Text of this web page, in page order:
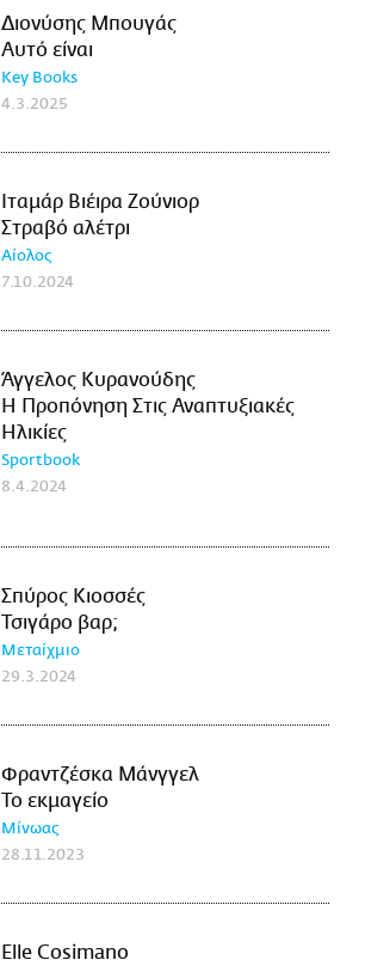
Διονύσης Μπουγάς
Αυτό είναι
Key Books
4.3.2025
Ιταμάρ Βιέιρα Ζούνιορ
Στραβό αλέτρι
Αίολος
7.10.2024
Άγγελος Κυρανούδης
Η Προπόνηση Στις Αναπτυξιακές
Ηλικίες
Sportbook
8.4.2024
Σπύρος Κιοσσές
Τσιγάρο βαρ;
Μεταίχμιο
29.3.2024
Φραντζέσκα Μάνγγελ
Το εκμαγείο
Μίνωας
28.11.2023
Elle Cosimano